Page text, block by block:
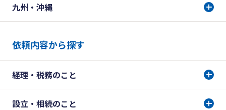
九州・沖縄
依頼内容から探す
経理・税務のこと
設立・相続のこと